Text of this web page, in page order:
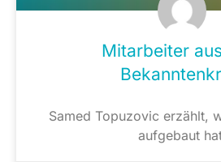
Mitarbeiter
Samed Topuzovic erzählt,
aufgebaut